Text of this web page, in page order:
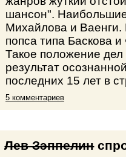
шансон".
Михайлова и
попса типа Баскова
Такое положение
результат
последних 15 лет в
5 комментариев
Лев Зэппелин